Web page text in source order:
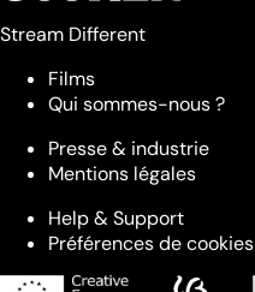
Stream Different
Films
Qui sommes-nous ?
Presse & industrie
Mentions légales
Help & Support
Préférences de cookies